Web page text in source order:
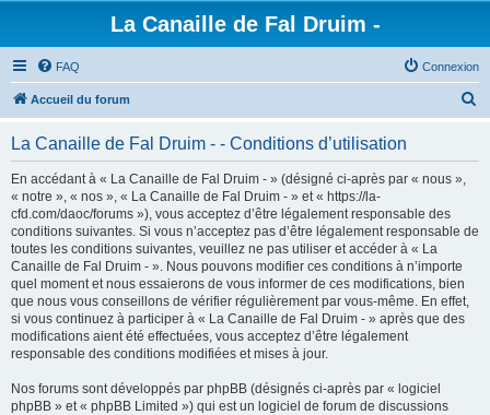
La Canaille de Fal Druim -
FAQ Connexion
Accueil du forum
La Canaille de Fal Druim - - Conditions d’utilisation
En accédant à « La Canaille de Fal Druim - » (désigné ci-après par « nous »,
« notre », « nos », « La Canaille de Fal Druim - » et « https://la-
cfd.com/daoc/forums »), vous acceptez d’être légalement responsable des
conditions suivantes. Si vous n’acceptez pas d’être légalement responsable de
toutes les conditions suivantes, veuillez ne pas utiliser et accéder à « La
Canaille de Fal Druim - ». Nous pouvons modifier ces conditions à n’importe
quel moment et nous essaierons de vous informer de ces modifications, bien
que nous vous conseillons de vérifier régulièrement par vous-même. En effet,
si vous continuez à participer à « La Canaille de Fal Druim - » après que des
modifications aient été effectuées, vous acceptez d’être légalement
responsable des conditions modifiées et mises à jour.
Nos forums sont développés par phpBB (désignés ci-après par « logiciel
phpBB » et « phpBB Limited ») qui est un logiciel de forum de discussions